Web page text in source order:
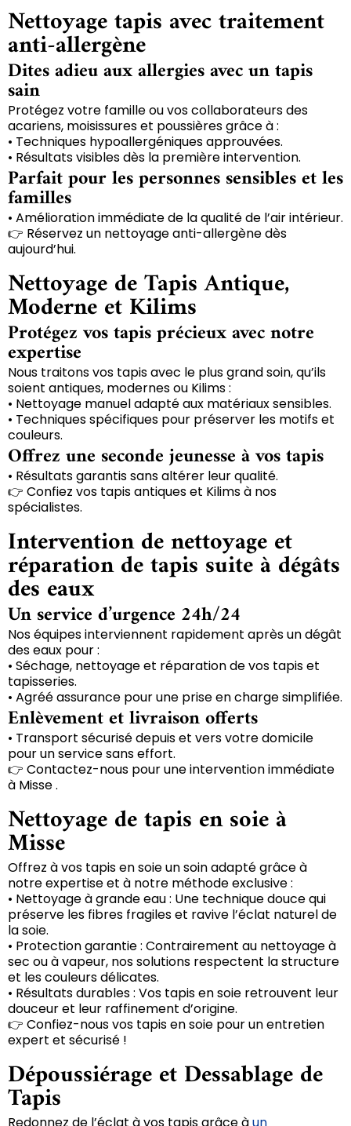
Nettoyage tapis avec traitement
anti-allergène
Dites adieu aux allergies avec un tapis
sain
Protégez votre famille ou vos collaborateurs des
acariens, moisissures et poussières grâce à :
• Techniques hypoallergéniques approuvées.
• Résultats visibles dès la première intervention.
Parfait pour les personnes sensibles et les
familles
• Amélioration immédiate de la qualité de l’air intérieur.
👉 Réservez un nettoyage anti-allergène dès
aujourd’hui.
Nettoyage de Tapis Antique,
Moderne et Kilims
Protégez vos tapis précieux avec notre
expertise
Nous traitons vos tapis avec le plus grand soin, qu’ils
soient antiques, modernes ou Kilims :
• Nettoyage manuel adapté aux matériaux sensibles.
• Techniques spécifiques pour préserver les motifs et
couleurs.
Offrez une seconde jeunesse à vos tapis
• Résultats garantis sans altérer leur qualité.
👉 Confiez vos tapis antiques et Kilims à nos
spécialistes.
Intervention de nettoyage et
réparation de tapis suite à dégâts
des eaux
Un service d’urgence 24h/24
Nos équipes interviennent rapidement après un dégât
des eaux pour :
• Séchage, nettoyage et réparation de vos tapis et
tapisseries.
• Agréé assurance pour une prise en charge simplifiée.
Enlèvement et livraison offerts
• Transport sécurisé depuis et vers votre domicile
pour un service sans effort.
👉 Contactez-nous pour une intervention immédiate
à Misse .
Nettoyage de tapis en soie à
Misse
Offrez à vos tapis en soie un soin adapté grâce à
notre expertise et à notre méthode exclusive :
• Nettoyage à grande eau : Une technique douce qui
préserve les fibres fragiles et ravive l’éclat naturel de
la soie.
• Protection garantie : Contrairement au nettoyage à
sec ou à vapeur, nos solutions respectent la structure
et les couleurs délicates.
• Résultats durables : Vos tapis en soie retrouvent leur
douceur et leur raffinement d’origine.
👉 Confiez-nous vos tapis en soie pour un entretien
expert et sécurisé !
Dépoussiérage et Dessablage de
Tapis
Redonnez de l’éclat à vos tapis grâce àun